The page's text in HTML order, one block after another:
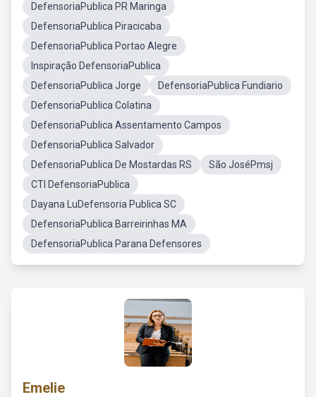
DefensoriaPublica PR Maringa
DefensoriaPublica Piracicaba
DefensoriaPublica Portao Alegre
Inspiração DefensoriaPublica
DefensoriaPublica Jorge
DefensoriaPublica Fundiario
DefensoriaPublica Colatina
DefensoriaPublica Assentamento Campos
DefensoriaPublica Salvador
DefensoriaPublica De Mostardas RS
São JoséPmsj
CTI DefensoriaPublica
Dayana LuDefensoria Publica SC
DefensoriaPublica Barreirinhas MA
DefensoriaPublica Parana Defensores
Emelie